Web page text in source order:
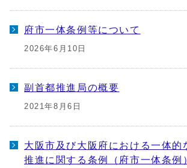
府市一体条例等について
2026年6月10日
副首都推進局の概要
2021年8月6日
大阪市及び大阪府における一体的
推進に関する条例（府市一体条例